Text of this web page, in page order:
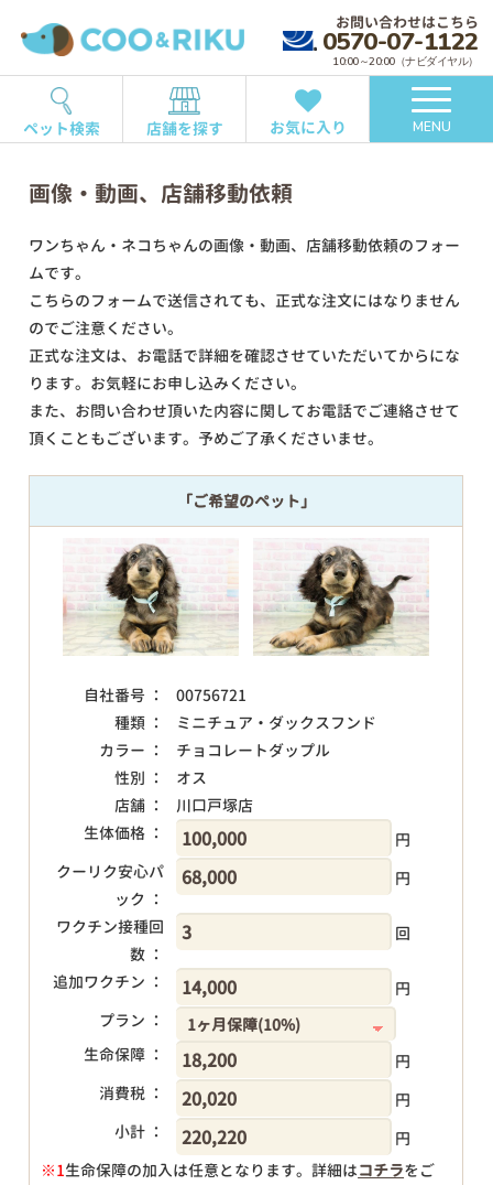
お問い合わせはこちら
0570-07-1122
10:00～20:00（ナビダイヤル）
ペット検索 店舗を探す お気に入り MENU
画像・動画、店舗移動依頼
ワンちゃん・ネコちゃんの画像・動画、店舗移動依頼のフォー
ムです。
こちらのフォームで送信されても、正式な注文にはなりません
のでご注意ください。
正式な注文は、お電話で詳細を確認させていただいてからにな
ります。お気軽にお申し込みください。
また、お問い合わせ頂いた内容に関してお電話でご連絡させて
頂くこともございます。予めご了承くださいませ。
「ご希望のペット」
自社番号 ：
00756721
種類 ：
ミニチュア・ダックスフンド
カラー ：
チョコレートダップル
性別 ：
オス
店舗 ：
川口戸塚店
生体価格 ：
円
クーリク安心パ
ック ：
円
ワクチン接種回
数 ：
回
追加ワクチン ：
円
プラン ：
生命保障 ：
円
消費税 ：
円
小計 ：
円
※1生命保障の加入は任意となります。詳細はコチラをご